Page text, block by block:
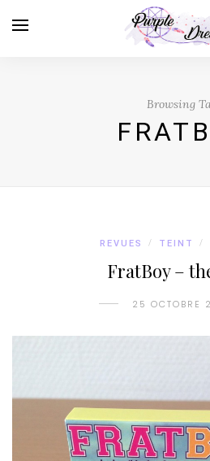
Browsing
REVUES / TEINT /
FratBoy –
25 OCTOBRE